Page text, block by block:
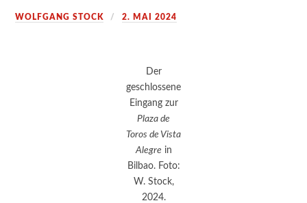
WOLFGANG STOCK 2. MAI 2024
Der
geschlossene
Eingang zur
Plaza de
Toros de Vista
Alegre in
Bilbao. Foto:
W. Stock,
2024.